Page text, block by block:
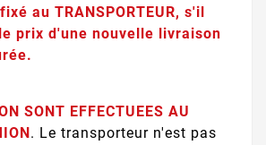
au TRANSPORTEUR, s'il
prix d'une nouvelle livraison
SONT EFFECTUEES AU
. Le transporteur n'est pas